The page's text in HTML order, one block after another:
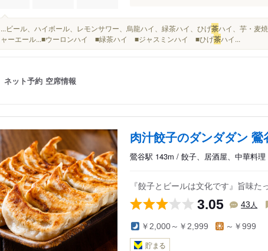
...ビール、ハイボール、レモンサワー、烏龍ハイ、緑茶ハイ、ひげ茶ハイ、芋・麦
ャーエール...■ウーロンハイ ■緑茶ハイ ■ジャスミンハイ ■ひげ茶ハイ...
ネット予約 空席情報
肉汁餃子のダンダダン 鶯
鶯谷駅 143m / 餃子、居酒屋、中華料理
『餃子とビールは文化です』旨味た
3.05 43 人
￥2,000～￥2,999 ～￥999
貯まる